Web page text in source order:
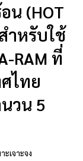
น (HOT
ำหรับใช้
RAM ที่
ไทย
วน 5
ะเจาะจง